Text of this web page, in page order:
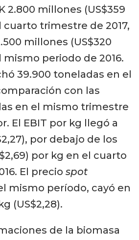
2.800 millones (US$359
trimestre de 2017,
millones (US$320
periodo de 2016.
39.900 toneladas en el
con las
en el mismo trimestre
El EBIT por kg llegó a
por debajo de los
por kg en el cuarto
El precio spot
mismo período, cayó en
(US$2,28).
de la biomasa